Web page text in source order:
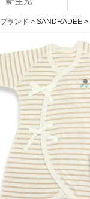
ブランド > SANDRADEE >